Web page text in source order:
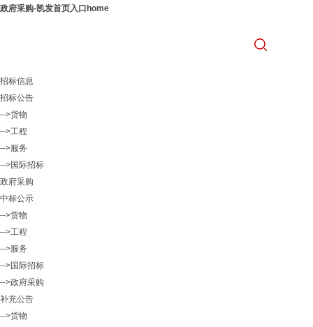
政府采购-凯发首页入口home
招标信息
招标公告
-->货物
-->工程
-->服务
-->国际招标
政府采购
中标公示
-->货物
-->工程
-->服务
-->国际招标
-->政府采购
补充公告
-->货物